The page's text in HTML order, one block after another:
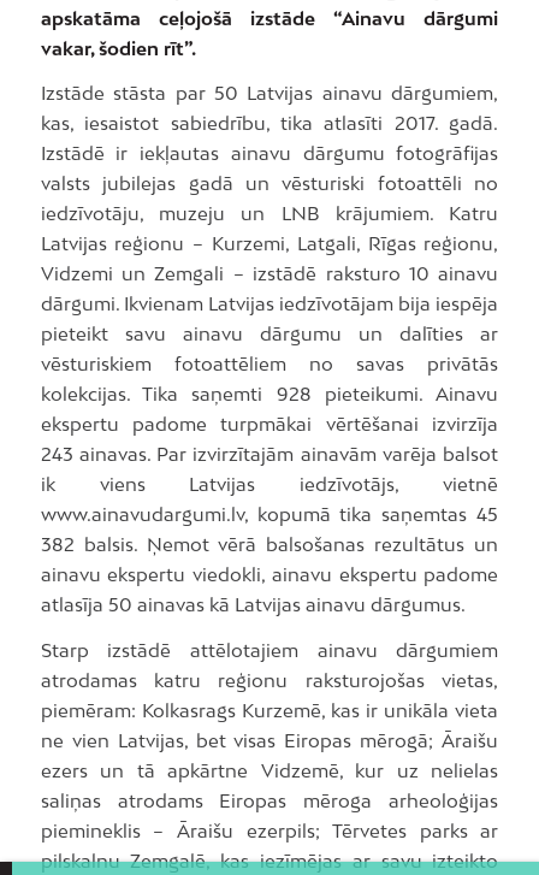
apskatāma ceļojošā izstāde “Ainavu dārgumi
vakar, šodien rīt”.
Izstāde stāsta par 50 Latvijas ainavu dārgumiem,
kas, iesaistot sabiedrību, tika atlasīti 2017. gadā.
Izstādē ir iekļautas ainavu dārgumu fotogrāfijas
valsts jubilejas gadā un vēsturiski fotoattēli no
iedzīvotāju, muzeju un LNB krājumiem. Katru
Latvijas reģionu – Kurzemi, Latgali, Rīgas reģionu,
Vidzemi un Zemgali – izstādē raksturo 10 ainavu
dārgumi. Ikvienam Latvijas iedzīvotājam bija iespēja
pieteikt savu ainavu dārgumu un dalīties ar
vēsturiskiem fotoattēliem no savas privātās
kolekcijas. Tika saņemti 928 pieteikumi. Ainavu
ekspertu padome turpmākai vērtēšanai izvirzīja
243 ainavas. Par izvirzītajām ainavām varēja balsot
ik viens Latvijas iedzīvotājs, vietnē
www.ainavudargumi.lv, kopumā tika saņemtas 45
382 balsis. Ņemot vērā balsošanas rezultātus un
ainavu ekspertu viedokli, ainavu ekspertu padome
atlasīja 50 ainavas kā Latvijas ainavu dārgumus.
Starp izstādē attēlotajiem ainavu dārgumiem
atrodamas katru reģionu raksturojošas vietas,
piemēram: Kolkasrags Kurzemē, kas ir unikāla vieta
ne vien Latvijas, bet visas Eiropas mērogā; Āraišu
ezers un tā apkārtne Vidzemē, kur uz nelielas
saliņas atrodams Eiropas mēroga arheoloģijas
piemineklis – Āraišu ezerpils; Tērvetes parks ar
pilskalnu Zemgalē, kas iezīmējas ar savu izteikto